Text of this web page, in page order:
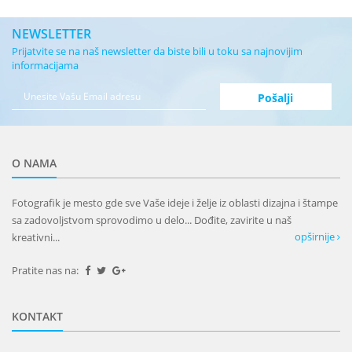
NEWSLETTER
Prijatvite se na naš newsletter da biste bili u toku sa najnovijim
informacijama
O NAMA
Fotografik je mesto gde sve Vaše ideje i želje iz oblasti dizajna i štampe
sa zadovoljstvom sprovodimo u delo... Dođite, zavirite u naš
kreativni...
opširnije
Pratite nas na:
KONTAKT